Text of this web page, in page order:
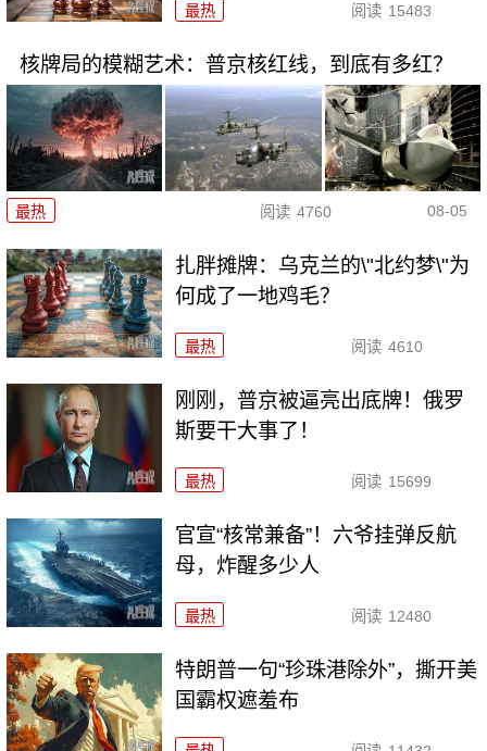
最热 阅读 15483
核牌局的模糊艺术：普京核红线，到底有多红？
最热 阅读 4760 08-05
扎胖摊牌：乌克兰的\"北约梦\"为
何成了一地鸡毛？
最热 阅读 4610
刚刚，普京被逼亮出底牌！俄罗
斯要干大事了！
最热 阅读 15699
官宣“核常兼备”！六爷挂弹反航
母，炸醒多少人
最热 阅读 12480
特朗普一句“珍珠港除外”，撕开美
国霸权遮羞布